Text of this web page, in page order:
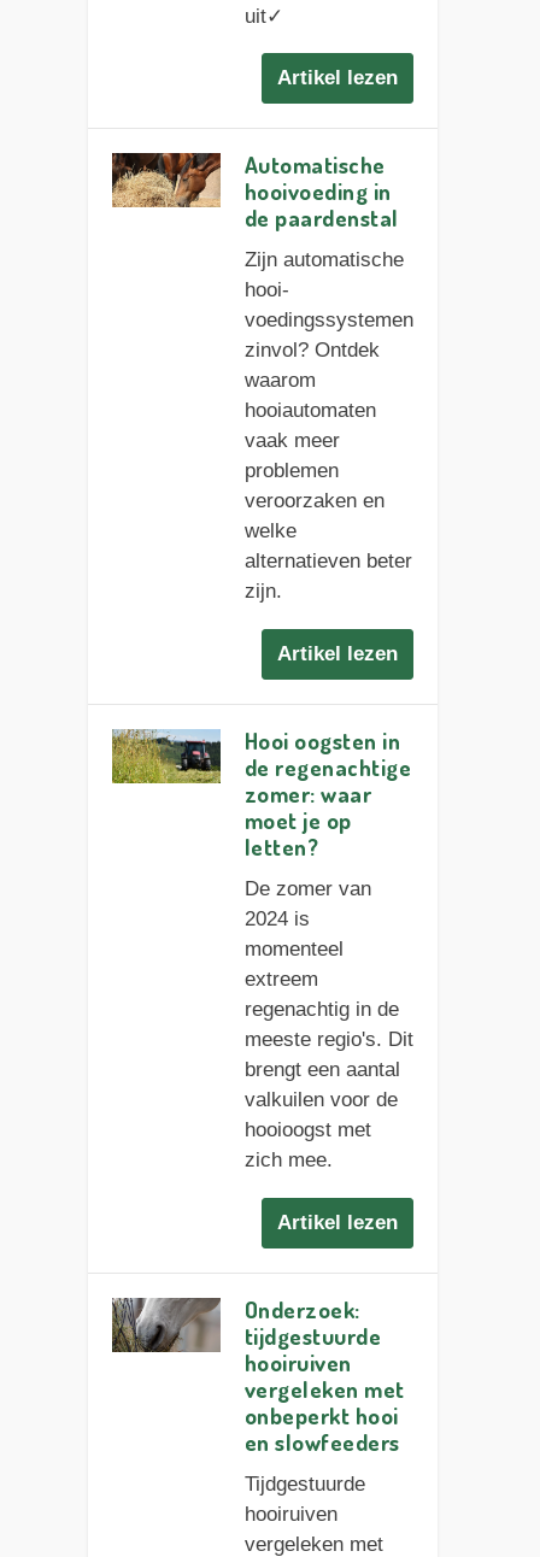
uit✓
Artikel lezen
Automatische
hooi­voeding in
de paardenstal
Zijn automatische
hooi­
voedingssystemen
zinvol? Ontdek
waarom
hooiautomaten
vaak meer
problemen
veroorzaken en
welke
alternatieven beter
zijn.
Artikel lezen
Hooi oogsten in
de regenachtige
zomer: waar
moet je op
letten?
De zomer van
2024 is
momenteel
extreem
regenachtig in de
meeste regio's. Dit
brengt een aantal
valkuilen voor de
hooioogst met
zich mee.
Artikel lezen
Onderzoek:
tijdgestuurde
hooiruiven
vergeleken met
onbeperkt hooi
en slowfeeders
Tijdgestuurde
hooiruiven
vergeleken met